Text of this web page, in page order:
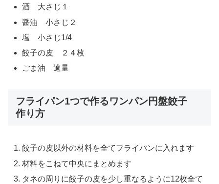
酒 大さじ１
醤油 小さじ２
塩 小さじ1/4
餃子の皮 ２４枚
ごま油 適量
フライパン1つで作るワンパン円盤餃子
作り方
餃子の皮以外の材料を全てフライパンに入れます
材料をこねて中央にまとめます
タネの周りに餃子の皮を少し重なるように12枚全て